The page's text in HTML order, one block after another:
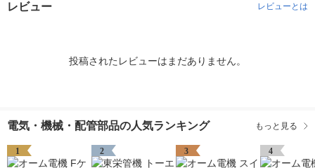
レビュー レビューとは
投稿されたレビューはまだありません。
電気・機械・配管部品の人気ランキング もっと見る
1 2 3 4